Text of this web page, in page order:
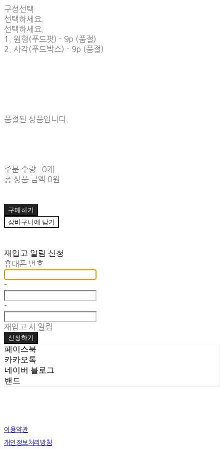
구성선택
선택하세요.
선택하세요.
1. 원형(푸드팟) - 9p (품절)
2. 사각(푸드박스) - 9p (품절)
품절된 상품입니다.
주문 수량
0개
총 상품 금액 0원
구매하기
장바구니에 담기
재입고 알림 신청
휴대폰 번호
-
-
재입고 시 알림
신청하기
페이스북
카카오톡
네이버 블로그
밴드
이용약관
개인정보처리방침